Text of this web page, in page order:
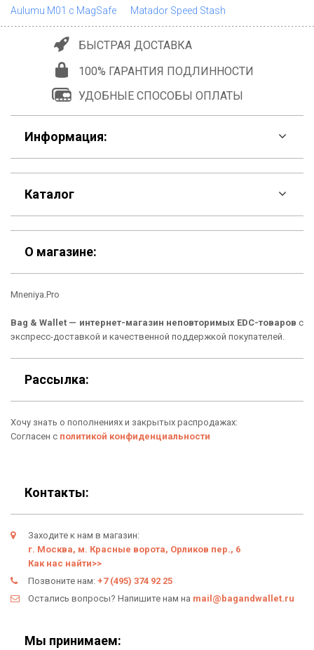
Aulumu M01 с MagSafe
Matador Speed Stash
БЫСТРАЯ ДОСТАВКА
100% ГАРАНТИЯ ПОДЛИННОСТИ
УДОБНЫЕ СПОСОБЫ ОПЛАТЫ
Информация:
F.A.Q
Контакты
Шоурум
Материалы
Подарочные сертификаты
О нас
Отзывы о Bag & Wallet
Гарантия
Условия возврата
Оферта
Политика конфиденциальности
Каталог
Скидки
Кошельки
Рюкзаки
Сумки
Новинки
Подарки
О магазине:
Mneniya.Pro
Bag & Wallet — интернет-магазин неповторимых EDC-товаров с
экспресс-доставкой и качественной поддержкой покупателей.
Рассылка:
Хочу знать о пополнениях и закрытых распродажах:
Согласен с политикой конфиденциальности
Контакты:
Заходите к нам в магазин:
г. Москва, м. Красные ворота, Орликов пер., 6
Как нас найти>>
Позвоните нам: +7 (495) 374 92 25
Остались вопросы? Напишите нам на mail@bagandwallet.ru
Мы принимаем: